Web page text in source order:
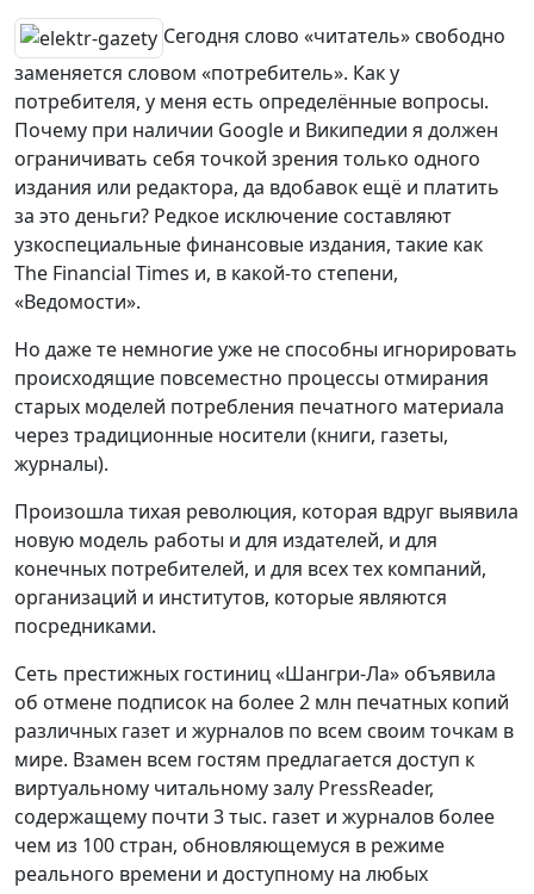
Сегодня слово «читатель» свободно
заменяется словом «потребитель». Как у
потребителя, у меня есть определённые вопросы.
Почему при наличии Google и Википедии я должен
ограничивать себя точкой зрения только одного
издания или редактора, да вдобавок ещё и платить
за это деньги? Редкое исключение составляют
узкоспециальные финансовые издания, такие как
The Financial Times и, в какой-то степени,
«Ведомости».
Но даже те немногие уже не способны игнорировать
происходящие повсеместно процессы отмирания
старых моделей потребления печатного материала
через традиционные носители (книги, газеты,
журналы).
Произошла тихая революция, которая вдруг выявила
новую модель работы и для издателей, и для
конечных потребителей, и для всех тех компаний,
организаций и институтов, которые являются
посредниками.
Сеть престижных гостиниц «Шангри-Ла» объявила
об отмене подписок на более 2 млн печатных копий
различных газет и журналов по всем своим точкам в
мире. Взамен всем гостям предлагается доступ к
виртуальному читальному залу PressReader,
содержащему почти 3 тыс. газет и журналов более
чем из 100 стран, обновляющемуся в режиме
реального времени и доступному на любых